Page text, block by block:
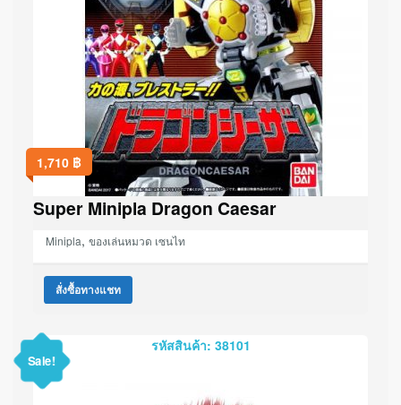
1,710 ฿
Super Minipla Dragon Caesar
Minipla, ของเล่นหมวด เซนไท
สั่งซื้อทางแชท
รหัสสินค้า: 38101
Sale!